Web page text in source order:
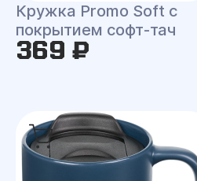
Кружка Promo Soft с
покрытием софт-тач
369 ₽